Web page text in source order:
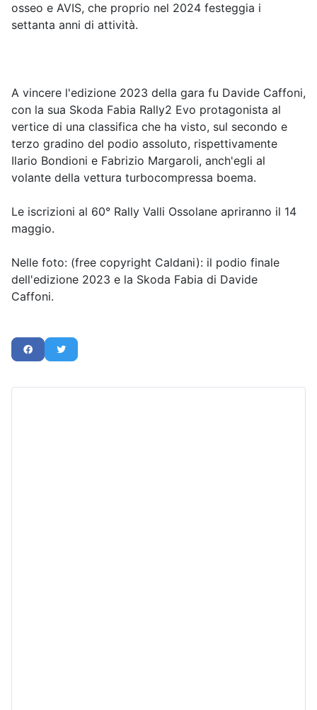
osseo e AVIS, che proprio nel 2024 festeggia i
settanta anni di attività.
A vincere l'edizione 2023 della gara fu Davide Caffoni,
con la sua Skoda Fabia Rally2 Evo protagonista al
vertice di una classifica che ha visto, sul secondo e
terzo gradino del podio assoluto, rispettivamente
Ilario Bondioni e Fabrizio Margaroli, anch'egli al
volante della vettura turbocompressa boema.
Le iscrizioni al 60° Rally Valli Ossolane apriranno il 14
maggio.
Nelle foto: (free copyright Caldani): il podio finale
dell'edizione 2023 e la Skoda Fabia di Davide
Caffoni.